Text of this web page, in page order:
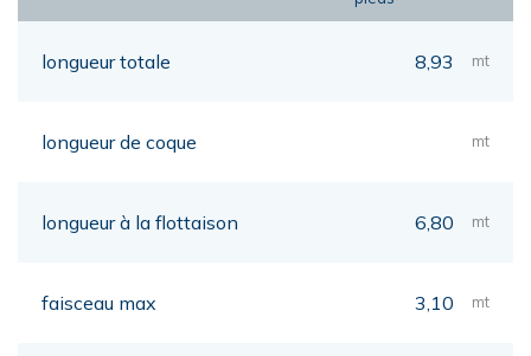
longueur totale 8,93 mt
longueur de coque mt
longueur à la flottaison 6,80 mt
faisceau max 3,10 mt